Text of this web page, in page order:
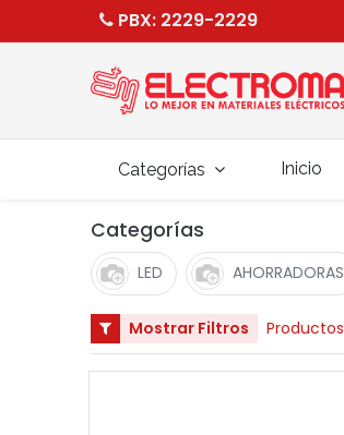
PBX: 2229-2229
Categorías Inicio
Categorías
LED AHORRADORAS
Mostrar Filtros Productos